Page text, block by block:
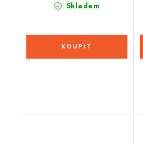
Skladem